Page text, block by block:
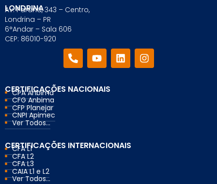
LONDRINA
Av. Paraná, 343 – Centro,
Londrina – PR
6°Andar – Sala 606
CEP: 86010-920
CERTIFICAÇÕES NACIONAIS
CPA Anbima
CFG Anbima
CFP Planejar
CNPI Apimec
Ver Todos...
CERTIFICAÇÕES INTERNACIONAIS
CFA L1
CFA L2
CFA L3
CAIA L1 e L2
Ver Todos...